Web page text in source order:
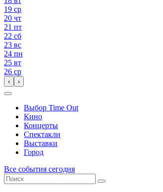
19 ср
20 чт
21 пт
22 сб
23 вс
24 пн
25 вт
26 ср
‹ ›
Выбор Time Out
Кино
Концерты
Спектакли
Выставки
Город
Все события сегодня